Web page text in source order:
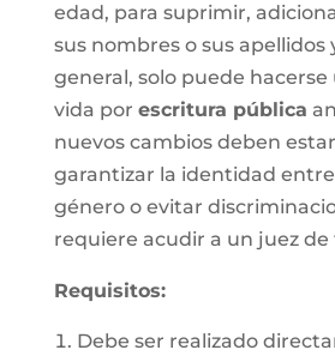
edad, para suprimir,
sus nombres o sus apellidos
general, solo puede hacerse
vida por escritura pública
nuevos cambios deben
garantizar la identidad
género o evitar
requiere acudir a un juez de
Requisitos:
Debe ser realizado